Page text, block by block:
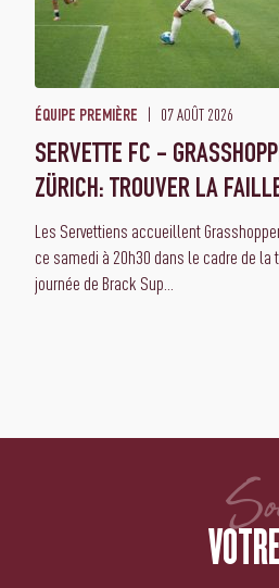
ÉQUIPE PREMIÈRE 07 AOÛT 2026
SERVETTE FC -
ZÜRICH: TROUVER LA
Les Servettiens accueillent
ce samedi à 20h30 dans le cadre de la
journée de Brack Sup...